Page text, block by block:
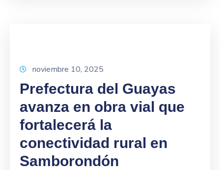
noviembre 10, 2025
Prefectura del Guayas
avanza en obra vial que
fortalecerá la
conectividad rural en
Samborondón